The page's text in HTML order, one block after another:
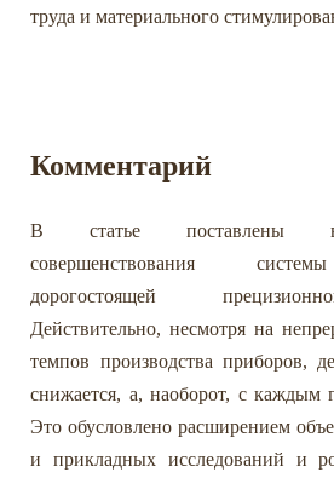
труда и материального
Комментарий
В статье поставлены
совершенствования
дорогостоящей
Действительно, несмотря на
темпов производства приборов,
снижается, а, наоборот, с каждым
Это обусловлено расширением
и прикладных исследований и